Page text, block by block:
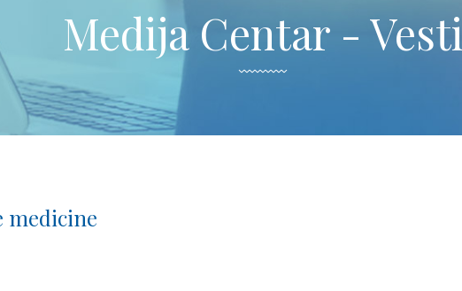
Medija Centar - Vesti
medicine